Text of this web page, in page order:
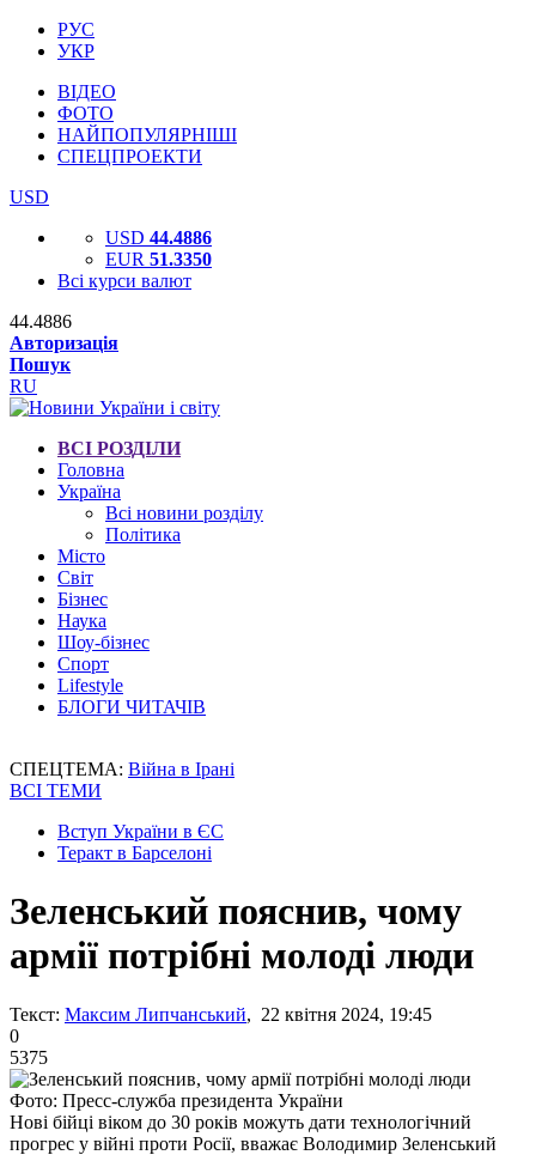
РУС
УКР
ВІДЕО
ФОТО
НАЙПОПУЛЯРНІШІ
СПЕЦПРОЕКТИ
USD
USD 44.4886
EUR 51.3350
Всі курси валют
44.4886
Авторизація
Пошук
RU
ВСІ РОЗДІЛИ
Головна
Україна
Всі новини розділу
Політика
Місто
Світ
Бізнес
Наука
Шоу-бізнес
Спорт
Lifestyle
БЛОГИ ЧИТАЧІВ
СПЕЦТЕМА: Війна в Ірані
ВСІ ТЕМИ
Вступ України в ЄС
Теракт в Барселоні
Зеленський пояснив, чому
армії потрібні молоді люди
Текст: Максим Липчанський, 22 квітня 2024, 19:45
0
5375
Фото: Пресс-служба президента України
Нові бійці віком до 30 років можуть дати технологічний
прогрес у війні проти Росії, вважає Володимир Зеленський